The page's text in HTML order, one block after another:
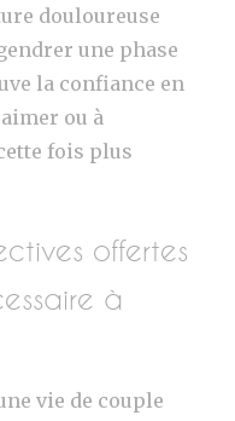
douloureuse
une phase
la confiance en
ou à
fois plus
offertes
à
vie de couple